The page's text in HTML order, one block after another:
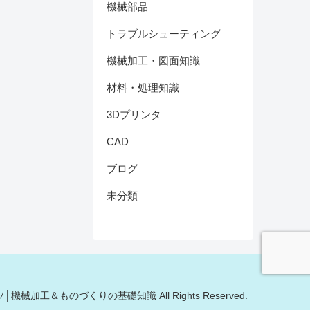
機械部品
トラブルシューティング
機械加工・図面知識
材料・処理知識
3Dプリンタ
CAD
ブログ
未分類
機械加工＆ものづくりの基礎知識 All Rights Reserved.